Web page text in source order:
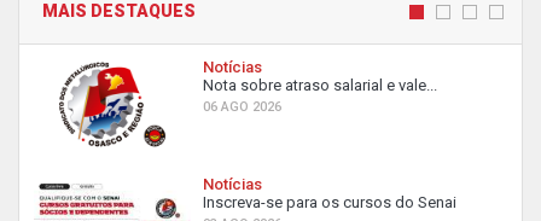
MAIS DESTAQUES
Notícias
Nota sobre atraso salarial e vale...
06 AGO 2026
Notícias
Inscreva-se para os cursos do Senai